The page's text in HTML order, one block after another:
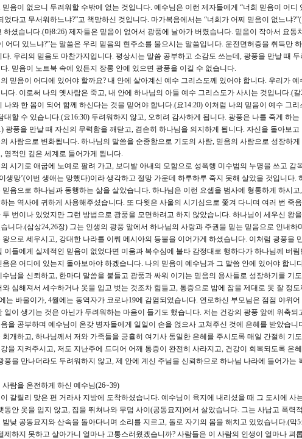
믿음이 없으니 두려워할 수밖에 없는 것입니다. 예수님은 이런 제자들에게 “너희 믿음이 어디
었다고 무서워하느냐?”고 책망하신 것입니다. 마가복음에서는 “너희가 어찌 믿음이 없느냐
하셨습니다.(마8:26) 제자들은 믿음이 없어서 광풍에 날아가 버렸습니다. 믿음이 작아서 요동
어디 있느냐?”는 말씀은 우리 믿음의 현주소를 물으시는 말씀입니다. 운전면허증을 취득만
다. 우리의 믿음도 마찬가지입니다. 평상시는 말씀 공부하고 소감도 쓰는데, 광풍을 만날 때
. 믿음이 노트북 속에 있든지 장롱 안에 있으면 광풍을 이길 수 없습니다.
믿음이 어디에 있어야 할까요? 내 안에 살아계신 예수 그리스도께 있어야 합니다. 우리가
다. 이로써 나의 옛사람은 죽고, 내 안에 하나님의 아들 예수 그리스도가 사시는 것입니다.(갈
나와 한 몸이 되어 함께 하신다는 것을 믿어야 합니다.(요14:20) 이처럼 나의 믿음이 예수 그
대할 수 있습니다.(요16:30) 두려워하지 않고, 오히려 감사하게 됩니다. 광풍은 나를 죽게 하
광풍을 만날 때 자신의 무력함을 깨닫고, 겸손히 하나님을 의지하게 됩니다. 자신을 돌아보
사람으로 변화됩니다. 하나님의 말씀을 순종함으로 기도의 사람, 믿음의 사람으로 성장하
영적인 깊은 세계로 들어가게 됩니다.
시기로 애굽에 노예로 팔려 가고, 보디발 아내의 모함으로 성폭행 미수범의 누명을 쓰고 감
생망’(이번 생애는 망했다)이라 생각하고 절망 가운데 하루하루 죽지 못해 살았을 것입니다.
믿음으로 하나님과 동행하는 삶을 살았습니다. 하나님은 이런 요셉을 범사에 형통하게 하시
는 역사에 귀하게 사용해주셨습니다. 또 다윗은 사울의 시기심으로 쫓겨 다니며 여러 번 죽
두 번이나 있었지만 그런 방법으로 광풍을 모면하려고 하지 않았습니다. 하나님이 세우신 왕
니다.(삼상24,26장) 그는 인생의 광풍 앞에서 하나님의 사랑과 주권을 믿는 믿음으로 인내
왕으로 세우시고, 강대한 나라를 이뤄 메시아의 등불을 이어가게 하셨습니다. 이처럼 광풍을
이들에게 실제적인 믿음이 없었다면 미움과 복수심에 불타 감정대로 행하다가 하나님께 버
음은 어디에 있는지 돌아보아야 하겠습니다. 나의 믿음이 예수님과 그 말씀 안에 있어야 합니
수님을 신뢰하고, 한마디 말씀을 붙들고 광풍과 싸워 이기는 믿음의 용사들로 성장하기를 기
와 심해져서 세수하거나 옷을 입고 벗는 것조차 힘들고, 통증으로 밤에 잠을 제대로 못 잘 정
는 바울이가, 4월에는 동역자가 코로나19에 감염되었습니다. 연로하신 부모님은 점점 야위
일이 생기는 것은 아닌가 두려워하는 마음이 들기도 했습니다. 저는 건강의 광풍 앞에 위축
을 공부하며 예수님이 온갖 병자들에게 일일이 손을 얹으사 고쳐주신 것에 은혜를 받았습니
회개하고, 하나님께서 저와 가족들을 긍휼히 여기사 동일한 은혜를 주시도록 매일 간절히 기
을 지켜주시고, 저도 지난주에 드디어 어깨 통증이 완전히 사라지고, 건강이 회복되도록 은
풍을 만나더라도 두려워하지 않고, 제 안에 계신 주님을 신뢰하므로 하나님 나라에 들어가는
사람을 온전하게 하신 예수님(26~39)
갈릴리 맞은 편 거라사 지방에 도착하셨습니다. 예수님이 육지에 내리셨을 때 그 도시에 사
동안 옷을 입지 않고, 집을 뛰쳐나와 무덤 사이(공동묘지)에서 살았습니다. 그는 사납고 폭력
밤낮 공동묘지와 산속을 돌아다니며 소리를 지르고, 돌로 자기의 몸을 해치고 있었습니다.(막
제하지 못하고 살아가니 얼마나 고통스러웠겠습니까? 사람들은 이 사람의 인생이 얼마나 괴